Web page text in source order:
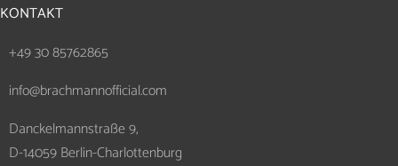
KONTAKT
+49 30 85762865
info@brachmannofficial.com
Danckelmannstraße 9,
D-14059 Berlin-Charlottenburg